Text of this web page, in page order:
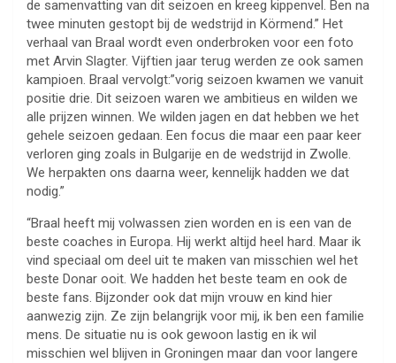
de samenvatting van dit seizoen en kreeg kippenvel. Ben na
twee minuten gestopt bij de wedstrijd in Körmend.” Het
verhaal van Braal wordt even onderbroken voor een foto
met Arvin Slagter. Vijftien jaar terug werden ze ook samen
kampioen. Braal vervolgt:”vorig seizoen kwamen we vanuit
positie drie. Dit seizoen waren we ambitieus en wilden we
alle prijzen winnen. We wilden jagen en dat hebben we het
gehele seizoen gedaan. Een focus die maar een paar keer
verloren ging zoals in Bulgarije en de wedstrijd in Zwolle.
We herpakten ons daarna weer, kennelijk hadden we dat
nodig.”
“Braal heeft mij volwassen zien worden en is een van de
beste coaches in Europa. Hij werkt altijd heel hard. Maar ik
vind speciaal om deel uit te maken van misschien wel het
beste Donar ooit. We hadden het beste team en ook de
beste fans. Bijzonder ook dat mijn vrouw en kind hier
aanwezig zijn. Ze zijn belangrijk voor mij, ik ben een familie
mens. De situatie nu is ook gewoon lastig en ik wil
misschien wel blijven in Groningen maar dan voor langere